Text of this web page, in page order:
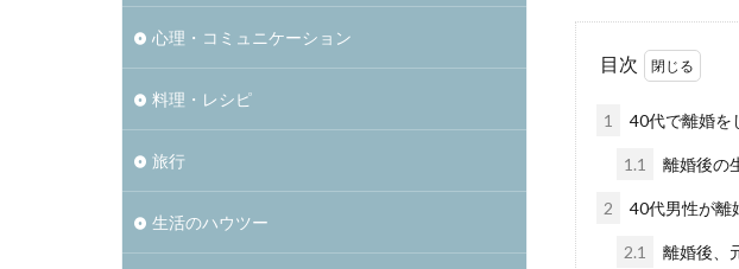
目次
1 40代で離婚を
1.1 離婚後の
2 40代男性が離
2.1 離婚後、
心理・コミュニケーション
料理・レシピ
旅行
生活のハウツー